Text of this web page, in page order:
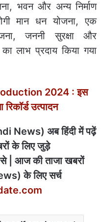
भवन और अन्य निर्माण
मान धन योजना, एक
जननी सुरक्षा और
लाभ प्रदाय किया गया
2024 : इस
उत्पादन
News) अब हिंदी में पढ़ें
के लिए जुड़े
से | आज की ताजा खबरों
के लिए सर्च